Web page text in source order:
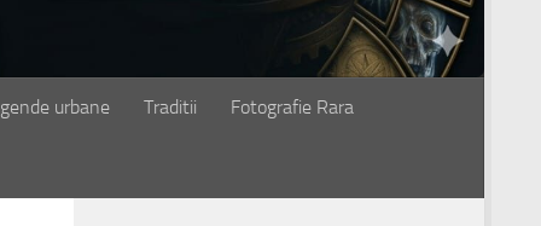
urbane Traditii Fotografie Rara